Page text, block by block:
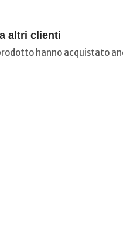
altri clienti
hanno acquistato